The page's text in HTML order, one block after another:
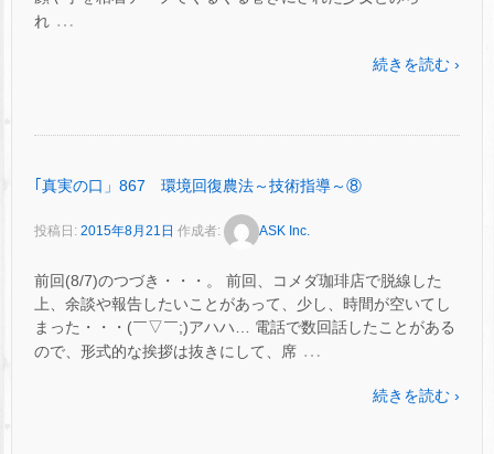
れ …
続きを読む ›
｢真実の口」867 環境回復農法～技術指導～⑧
投稿日: 2015年8月21日 作成者: ASK Inc.
前回(8/7)のつづき・・・。 前回、コメダ珈琲店で脱線した
上、余談や報告したいことがあって、少し、時間が空いてし
まった・・・(￣▽￣;)アハハ… 電話で数回話したことがある
ので、形式的な挨拶は抜きにして、席 …
続きを読む ›